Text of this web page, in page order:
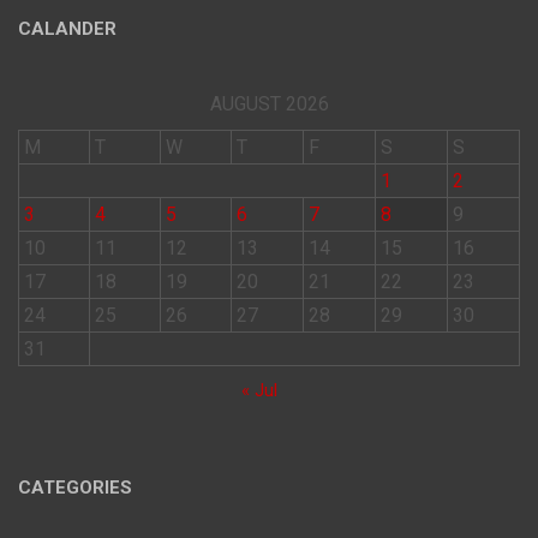
CALANDER
AUGUST 2026
M
T W T F S
S
1
2
3
4 5 6 7 8
9
10
11 12 13 14 15
16
17
18 19 20 21 22
23
24
25 26 27 28 29
30
31
« Jul
CATEGORIES